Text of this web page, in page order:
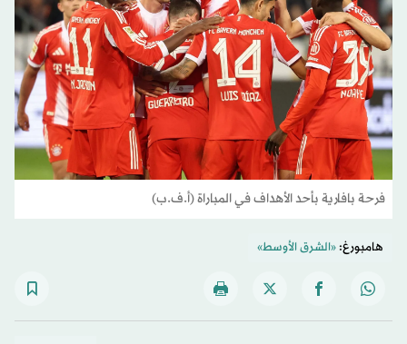
فرحة بافارية بأحد الأهداف في المباراة (أ.ف.ب)
هامبورغ:«الشرق الأوسط»